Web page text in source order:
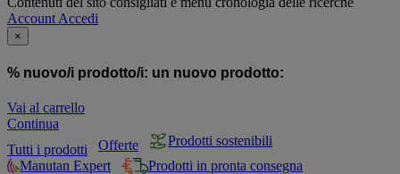
Account Accedi
×
% nuovo/i prodotto/i: un nuovo prodotto:
Vai al carrello
Continua
Tutti i prodotti
Offerte
Prodotti sostenibili
Manutan Expert
Prodotti in pronta consegna